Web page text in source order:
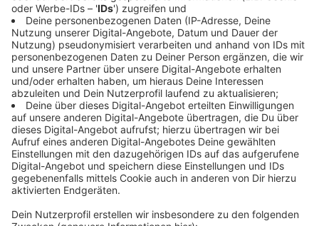
Viele Häuser seien bereits jetzt wirtschaftlich stark
belastet. Weitere Einschnitte würden den
Handlungsspielraum deutlich verringern, warnen die
Vertreter der Kliniken.
Anzeige
Konflikt zwischen Reformzielen und
Finanzierung
Anzeige